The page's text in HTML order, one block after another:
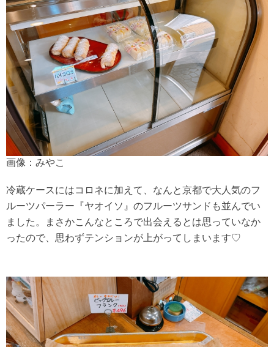
画像：みやこ
冷蔵ケースにはコロネに加えて、なんと京都で大人気のフ
ルーツパーラー『ヤオイソ』のフルーツサンドも並んでい
ました。まさかこんなところで出会えるとは思っていなか
ったので、思わずテンションが上がってしまいます♡